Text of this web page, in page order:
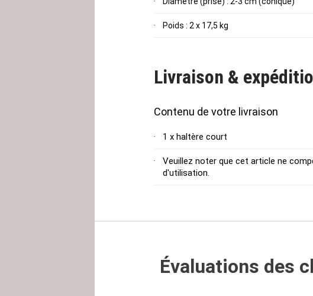
Poids : 2 x 17,5 kg
Livraison &
Contenu de votre livraison
1 x haltère court
Veuillez noter que cet article ne
d'utilisation.
Évaluations des